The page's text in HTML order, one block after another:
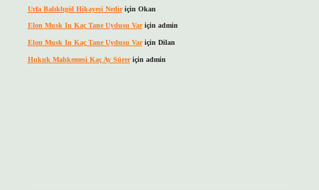
Urfa Balıklıgöl Hikayesi Nediriçin Okan
Elon Musk In Kaç Tane Uydusu Variçin admin
Elon Musk In Kaç Tane Uydusu Variçin Dilan
Hukuk Mahkemesi Kaç Ay Süreriçin admin